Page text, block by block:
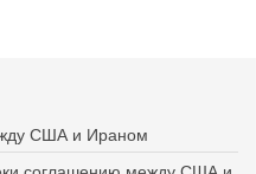
США и Ираном